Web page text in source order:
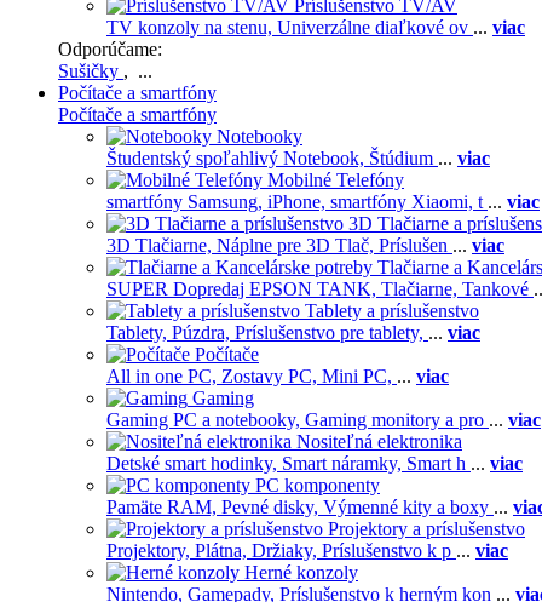
Príslušenstvo TV/AV
TV konzoly na stenu, Univerzálne diaľkové ov ... viac
Odporúčame:
Sušičky , ...
Počítače a smartfóny
Počítače a smartfóny
Notebooky
Študentský spoľahlivý Notebook, Štúdium ... viac
Mobilné Telefóny
smartfóny Samsung, iPhone, smartfóny Xiaomi, t ... viac
3D Tlačiarne a
3D Tlačiarne, Náplne pre 3D Tlač, Príslušen ... viac
Tlačiarne a
SUPER Dopredaj EPSON TANK, Tlačiarne, Tankové
Tablety a príslušenstvo
Tablety, Púzdra, Príslušenstvo pre tablety, ... viac
Počítače
All in one PC, Zostavy PC, Mini PC, ... viac
Gaming
Gaming PC a notebooky, Gaming monitory a pro ... viac
Nositeľná elektronika
Detské smart hodinky, Smart náramky, Smart h ... viac
PC komponenty
Pamäte RAM, Pevné disky, Výmenné kity a boxy ...
Projektory a príslušenstvo
Projektory, Plátna, Držiaky, Príslušenstvo k p ... viac
Herné konzoly
Nintendo, Gamepady, Príslušenstvo k herným kon ...